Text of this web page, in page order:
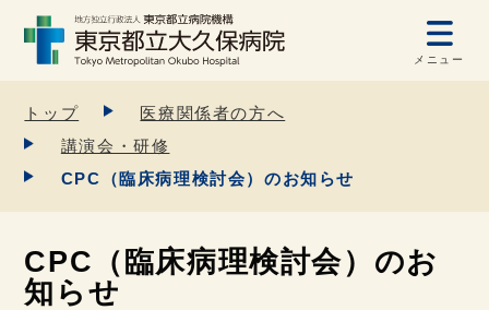
メニュー
トップ
医療関係者の方へ
講演会・研修
CPC（臨床病理検討会）のお知らせ
CPC（臨床病理検討会）のお
知らせ